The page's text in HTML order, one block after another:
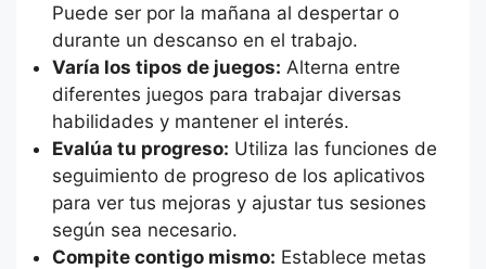
Puede ser por la mañana al despertar o
durante un descanso en el trabajo.
Varía los tipos de juegos: Alterna entre
diferentes juegos para trabajar diversas
habilidades y mantener el interés.
Evalúa tu progreso: Utiliza las funciones de
seguimiento de progreso de los aplicativos
para ver tus mejoras y ajustar tus sesiones
según sea necesario.
Compite contigo mismo: Establece metas